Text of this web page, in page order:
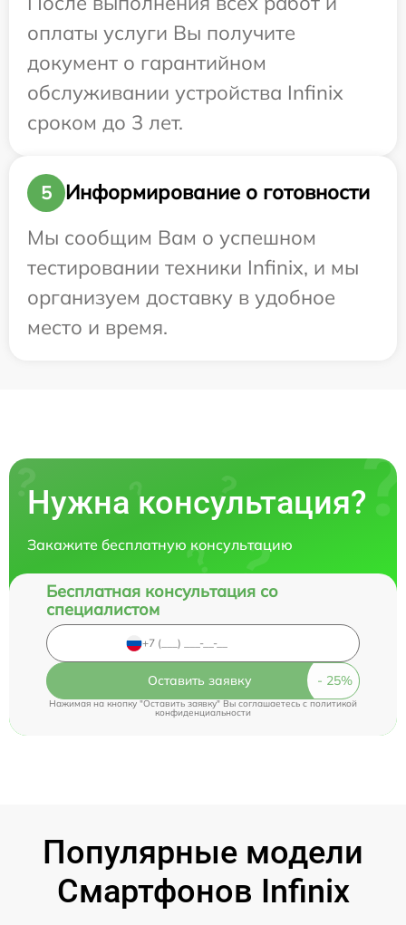
оплаты услуги Вы получите
документ о гарантийном
обслуживании устройства Infinix
сроком до 3 лет.
5
Информирование о готовности
Мы сообщим Вам о успешном
тестировании техники Infinix, и мы
организуем доставку в удобное
место и время.
Нужна консультация?
Закажите бесплатную консультацию
Бесплатная консультация со
специалистом
Оставить заявку
Нажимая на кнопку "Оставить заявку" Вы соглашаетесь cполитикой
конфиденциальности
Популярные модели
Смартфонов Infinix